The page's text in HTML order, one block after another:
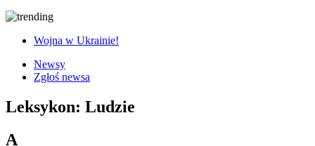
Wojna w Ukrainie!
Newsy
Zgłoś newsa
Leksykon: Ludzie
A